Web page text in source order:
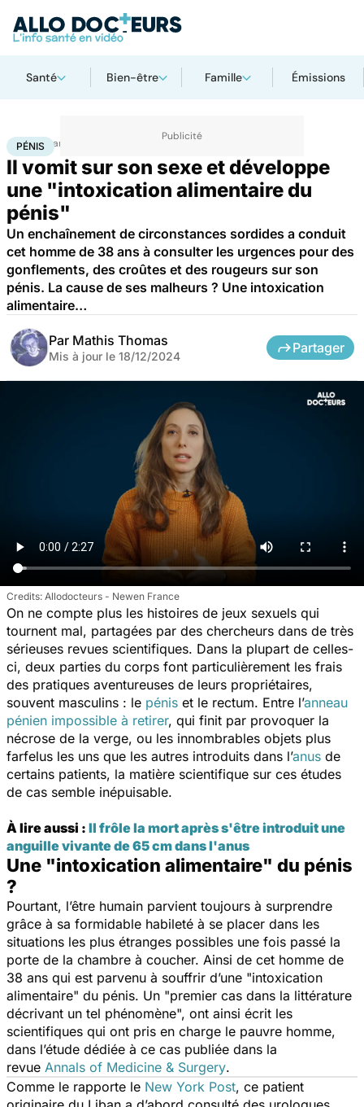
Santé Bien-être Famille Émissions
Accueil Santé Maladies infectieuses
PÉNIS
Il vomit sur son sexe et développe
une "intoxication alimentaire du
pénis"
Un enchaînement de circonstances sordides a conduit
cet homme de 38 ans à consulter les urgences pour des
gonflements, des croûtes et des rougeurs sur son
pénis. La cause de ses malheurs ? Une intoxication
alimentaire…
Par Mathis Thomas
Mis à jour le 18/12/2024
Partager
Allodocteurs - Newen France
On ne compte plus les histoires de jeux sexuels qui
tournent mal, partagées par des chercheurs dans de très
sérieuses revues scientifiques. Dans la plupart de celles-
ci, deux parties du corps font particulièrement les frais
des pratiques aventureuses de leurs propriétaires,
souvent masculins : le pénis et le rectum. Entre l’anneau
pénien impossible à retirer, qui finit par provoquer la
nécrose de la verge, ou les innombrables objets plus
farfelus les uns que les autres introduits dans l’anus de
certains patients, la matière scientifique sur ces études
de cas semble inépuisable.
À lire aussi : Il frôle la mort après s'être introduit une
anguille vivante de 65 cm dans l'anus
Une "intoxication alimentaire" du pénis
?
Pourtant, l’être humain parvient toujours à surprendre
grâce à sa formidable habileté à se placer dans les
situations les plus étranges possibles une fois passé la
porte de la chambre à coucher. Ainsi de cet homme de
38 ans qui est parvenu à souffrir d’une "intoxication
alimentaire" du pénis. Un "premier cas dans la littérature
décrivant un tel phénomène", ont ainsi écrit les
scientifiques qui ont pris en charge le pauvre homme,
dans l’étude dédiée à ce cas publiée dans la
revue Annals of Medicine & Surgery.
Comme le rapporte le New York Post, ce patient